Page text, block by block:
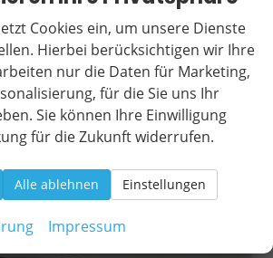
Wir rufen Sie an
Fahrzeugexposé (PDF)
Fahrzeug parken
6,90 l/100km
157,00 g/km
Cookies ein, um unsere Dienste
Hierbei berücksichtigen wir Ihre
nur die Daten für Marketing,
für die Sie uns Ihr
Sie können Ihre Einwilligung
für die Zukunft widerrufen.
Alle ablehnen Einstellungen
Impressum